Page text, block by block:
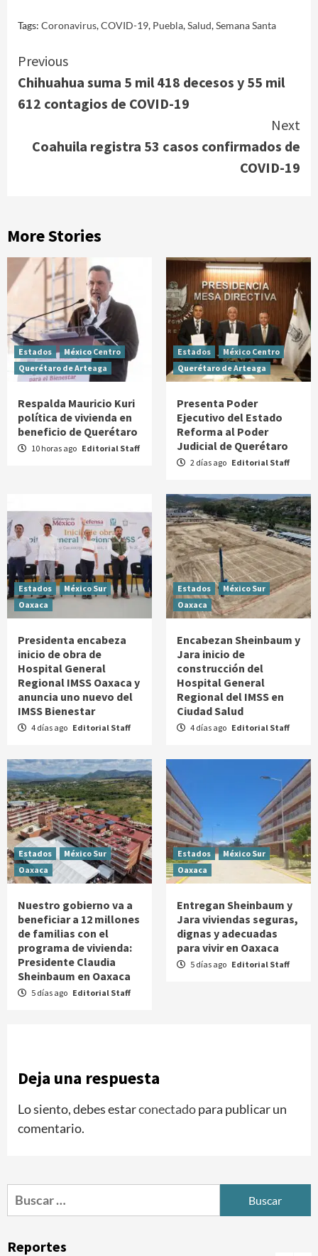
Tags: Coronavirus,COVID-19, Puebla,Salud,Semana Santa
Continue
Reading
Previous
Chihuahua suma 5 mil 418 decesos y 55 mil
612 contagios de COVID-19
Next
Coahuila registra 53 casos confirmados de
COVID-19
More Stories
Estados
México Centro
Querétaro de Arteaga
Respalda Mauricio Kuri
política de vivienda en
beneficio de Querétaro
10 horas ago Editorial Staff
Estados
México Centro
Querétaro de Arteaga
Presenta Poder
Ejecutivo del Estado
Reforma al Poder
Judicial de Querétaro
2 días ago Editorial Staff
Estados
México Sur
Oaxaca
Presidenta encabeza
inicio de obra de
Hospital General
Regional IMSS Oaxaca y
anuncia uno nuevo del
IMSS Bienestar
4 días ago Editorial Staff
Estados
México Sur
Oaxaca
Encabezan Sheinbaum y
Jara inicio de
construcción del
Hospital General
Regional del IMSS en
Ciudad Salud
4 días ago Editorial Staff
Estados
México Sur
Oaxaca
Nuestro gobierno va a
beneficiar a 12 millones
de familias con el
programa de vivienda:
Presidente Claudia
Sheinbaum en Oaxaca
5 días ago Editorial Staff
Estados
México Sur
Oaxaca
Entregan Sheinbaum y
Jara viviendas seguras,
dignas y adecuadas
para vivir en Oaxaca
5 días ago Editorial Staff
Deja una respuesta
Lo siento, debes estarconectadopara publicar un
comentario.
Buscar:
Reportes